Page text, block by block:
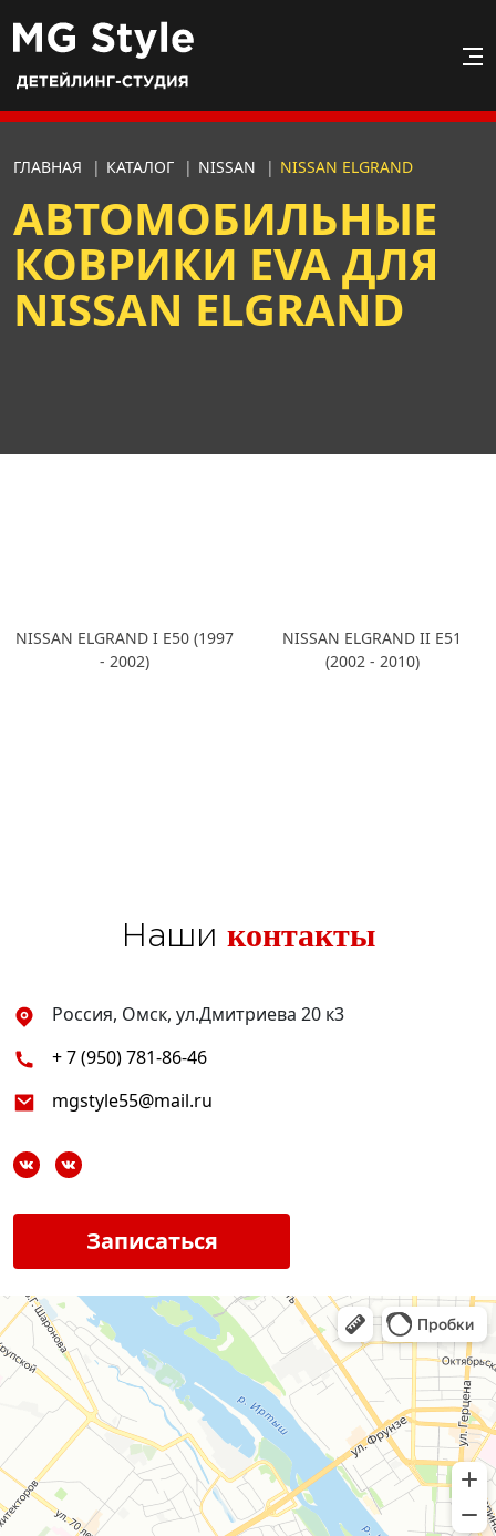
ГЛАВНАЯ | КАТАЛОГ | NISSAN | NISSAN ELGRAND
АВТОМОБИЛЬНЫЕ
КОВРИКИ EVA ДЛЯ
NISSAN ELGRAND
NISSAN ELGRAND I E50 (1997
- 2002)
NISSAN ELGRAND II E51
(2002 - 2010)
Наши контакты
Россия, Омск, ул.Дмитриева 20 к3
+ 7 (950) 781-86-46
mgstyle55@mail.ru
Записаться